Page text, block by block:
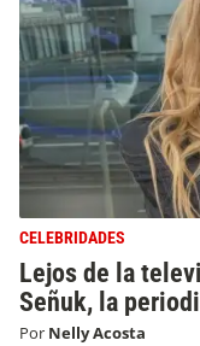
CELEBRIDADES
Lejos de la
Señuk, la
Por Nelly Acosta